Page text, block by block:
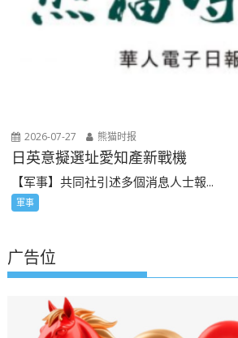
2026-07-27 熊猫时报
日英意擬選址愛知產新戰機
【军事】共同社引述多個消息人士報...
軍事
广告位